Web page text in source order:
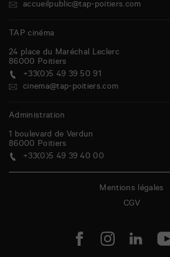
accueilpublic@tap-poitiers.com
TAP cinéma
24 place du Maréchal Leclerc
86000 Poitiers
+33(0)5 49 39 50 91
cinema@tap-poitiers.com
Administration
1 boulevard de Verdun
86000 Poitiers
+33(0)5 49 39 40 00
Mentions légales
CGV